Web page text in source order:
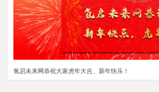
氢启未来网恭祝大家虎年大吉、新年快乐！